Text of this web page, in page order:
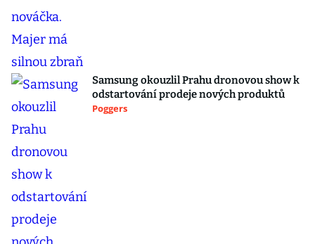
Samsung okouzlil Prahu dronovou show k
odstartování prodeje nových produktů
Poggers